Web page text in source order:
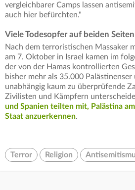
vergleichbarer Camps lassen
auch hier befürchten."
Viele Todesopfer auf beiden Seiten
Nach dem terroristischen Massaker
am 7. Oktober in Israel kamen im
der von der Hamas kontrollierten
bisher mehr als 35.000 Palästinenser
unabhängig kaum zu überprüfende
Zivilisten und Kämpfern
und Spanien teilten mit, Palästina
Staat anzuerkennen.
Terror Religion